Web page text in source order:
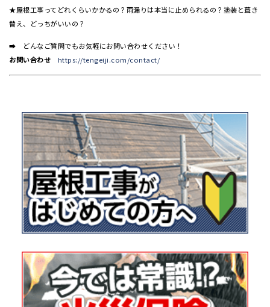
★屋根工事ってどれくらいかかるの？雨漏りは本当に止められるの？塗装と葺き
替え、どっちがいいの？
➡ どんなご質問でもお気軽にお問い合わせください！
お問い合わせ
https://tengeiji.com/contact/